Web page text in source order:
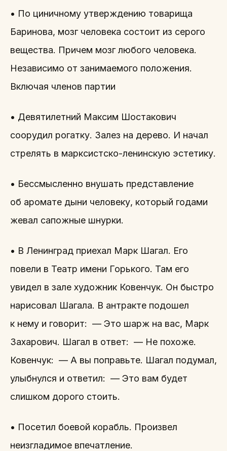
• По циничному утверждению товарища
Баринова, мозг человека состоит из серого
вещества. Причем мозг любого человека.
Независимо от занимаемого положения.
Включая членов партии
• Девятилетний Максим Шостакович
соорудил рогатку. Залез на дерево. И начал
стрелять в марксистско-ленинскую эстетику.
• Бессмысленно внушать представление
об аромате дыни человеку, который годами
жевал сапожные шнурки.
• В Ленинград приехал Марк Шагал. Его
повели в Театр имени Горького. Там его
увидел в зале художник Ковенчук. Он быстро
нарисовал Шагала. В антракте подошел
к нему и говорит: — Это шарж на вас, Марк
Захарович. Шагал в ответ: — Не похоже.
Ковенчук: — А вы поправьте. Шагал подумал,
улыбнулся и ответил: — Это вам будет
слишком дорого стоить.
• Посетил боевой корабль. Произвел
неизгладимое впечатление.